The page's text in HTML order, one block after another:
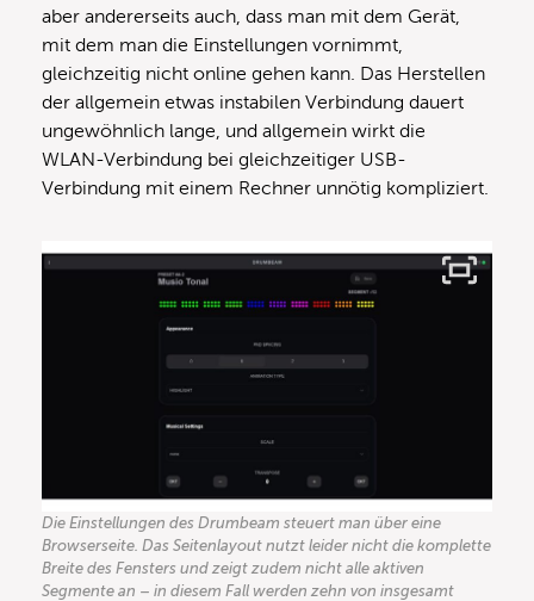
aber andererseits auch, dass man mit dem Gerät,
mit dem man die Einstellungen vornimmt,
gleichzeitig nicht online gehen kann. Das Herstellen
der allgemein etwas instabilen Verbindung dauert
ungewöhnlich lange, und allgemein wirkt die
WLAN-Verbindung bei gleichzeitiger USB-
Verbindung mit einem Rechner unnötig kompliziert.
Die Einstellungen des Drumbeam steuert man über eine
Browserseite. Das Seitenlayout nutzt leider nicht die komplette
Breite des Fensters und zeigt zudem nicht alle aktiven
Segmente an – in diesem Fall werden zehn von insgesamt